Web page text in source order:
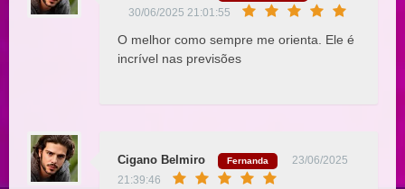
30/06/2025 21:01:55
O melhor como sempre me orienta. Ele é
incrível nas previsões
Cigano Belmiro Fernanda
23/06/2025
21:39:46